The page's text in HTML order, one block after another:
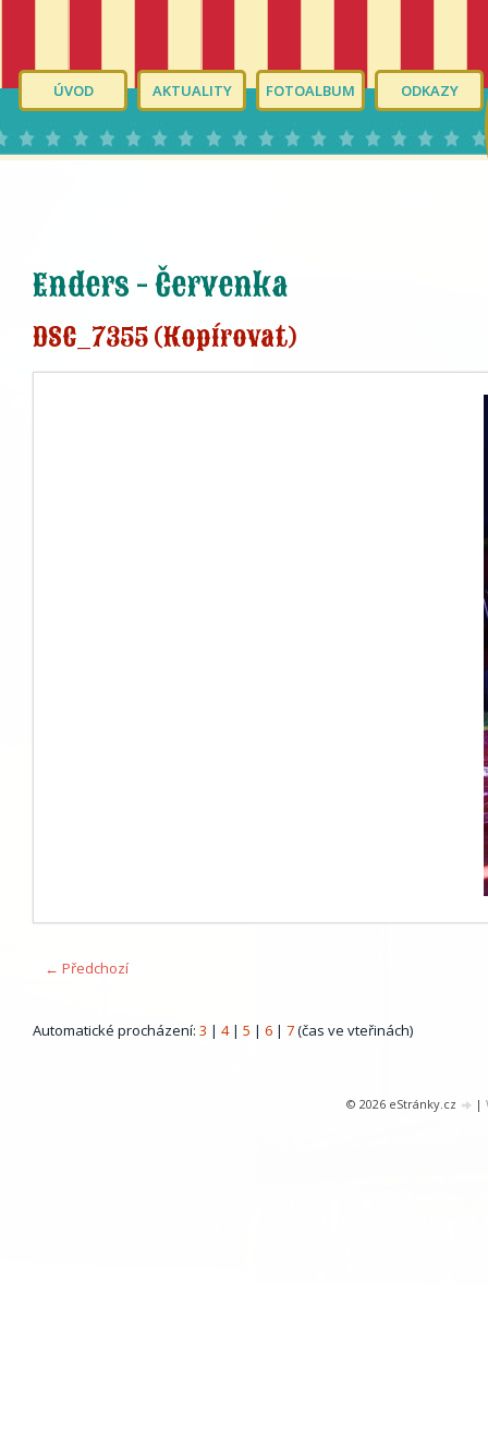
ÚVOD AKTUALITY FOTOALBUM ODKAZY
Enders - Červenka
DSC_7355 (Kopírovat)
← Předchozí
Automatické procházení: 3 | 4| 5 | 6 | 7(čas ve vteřinách)
© 2026 eStránky.cz |